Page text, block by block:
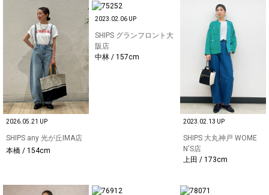
2026.05.21 UP
SHIPS any 光が丘IMA店
本橋 / 154cm
2023.02.06 UP
SHIPS グランフロント大
阪店
中林 / 157cm
2023.02.13 UP
SHIPS 大丸神戸 WOME
N'S店
上田 / 173cm